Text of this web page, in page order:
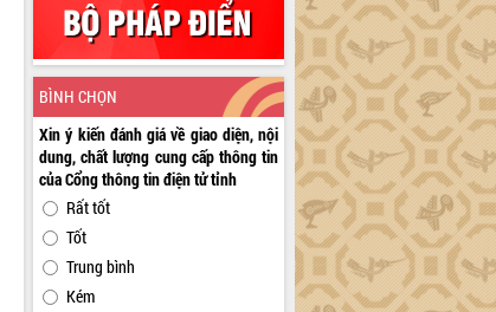
BÌNH CHỌN
Xin ý kiến đánh giá về giao diện, nội
dung, chất lượng cung cấp thông tin
của Cổng thông tin điện tử tỉnh
Rất tốt
Tốt
Trung bình
Kém